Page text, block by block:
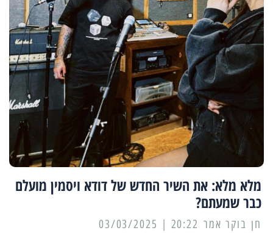
מלא מלא: את השיר החדש של דודא ויסמין מועלם
כבר שמעתם?
20:22 | 03/03/2025